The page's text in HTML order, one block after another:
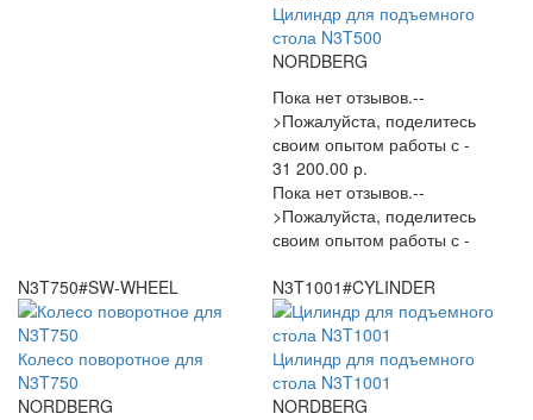
Цилиндр для подъемного
стола N3T500
NORDBERG
Пока нет отзывов.--
>Пожалуйста, поделитесь
своим опытом работы с -
31 200.00 р.
Пока нет отзывов.--
>Пожалуйста, поделитесь
своим опытом работы с -
N3T750#SW-WHEEL
Колесо поворотное для
N3T750
NORDBERG
N3T1001#CYLINDER
Цилиндр для подъемного
стола N3T1001
NORDBERG